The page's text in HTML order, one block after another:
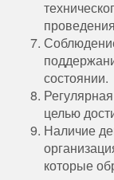
состоянии.
целью
Наличие
которые